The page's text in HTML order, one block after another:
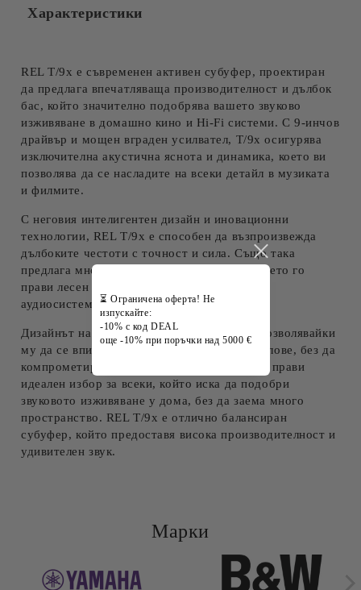
Характеристики
REL T/9x е съвременен активен субуфер, проектиран
да предлага впечатляваща производителност и дълбок
бас, който значително подобрява вашето звуково
изживяване в домашно кино и Hi-Fi системи. С 9-инчов
драйвър и мощен вграден усилвател, T/9x осигурява
изключителна акустична яснота и динамика, което ви
позволява да се насладите на всеки детайл в музиката
и филмите.
С неговия интелигентен дизайн и иновационни
технологии, REL T/9x е способен да възпроизвежда
дълбоките честоти с точност и сила. Също така
предлага множество опции за свързване, което го
прави лесен за интегриране в разнообразни
аудиосистеми.
Дизайнът на T/9x е елегантен и модерен, позволявайки
му да се впише в различни интериорни стилове, без да
компрометира качеството на звука. Това го прави
идеален избор за всеки, който иска да подобри
звуковото изживяване у дома, без да заема много
пространство. REL T/9x е отлично балансиран
субуфер, който предоставя висока производителност и
удивителен звук.
Марки
⏳ Ограничена оферта! Не
изпускайте:
-10% с код DEAL
още -10% при поръчки над 5000 €